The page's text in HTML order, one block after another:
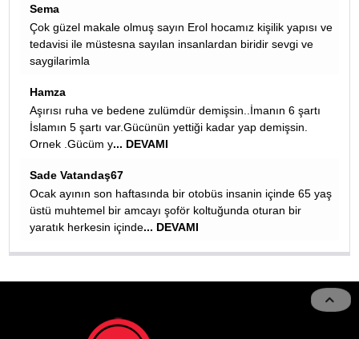
yapısı ve
sevgi ve
6 şartı
demişsin.
içinde 65 yaş
bir
Cemaatin hangi masajı aldığı önemli elbet.
REMZİYE TURKOGLU
Çok çok faydalı bilgiler ortepedi doktorumuz erol
fast-food besleniyorlar